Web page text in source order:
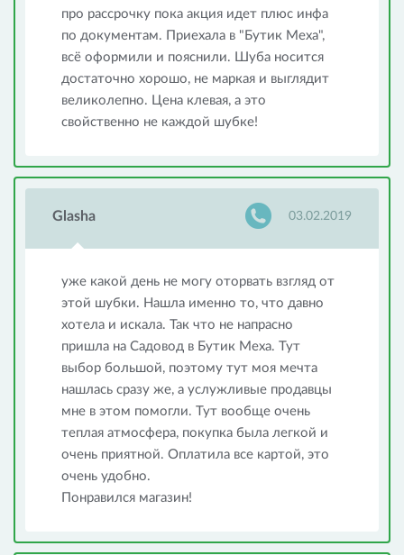
про рассрочку пока акция идет плюс инфа
по документам. Приехала в "Бутик Меха",
всё оформили и пояснили. Шуба носится
достаточно хорошо, не маркая и выглядит
великолепно. Цена клевая, а это
свойственно не каждой шубке!
Glasha 03.02.2019
уже какой день не могу оторвать взгляд от
этой шубки. Нашла именно то, что давно
хотела и искала. Так что не напрасно
пришла на Садовод в Бутик Меха. Тут
выбор большой, поэтому тут моя мечта
нашлась сразу же, а услужливые продавцы
мне в этом помогли. Тут вообще очень
теплая атмосфера, покупка была легкой и
очень приятной. Оплатила все картой, это
очень удобно.
Понравился магазин!